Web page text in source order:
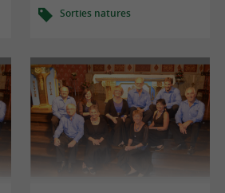
Sorties natures